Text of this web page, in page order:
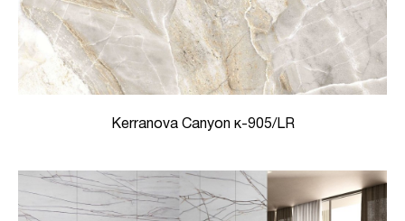
Kerranova Canyon к-905/LR